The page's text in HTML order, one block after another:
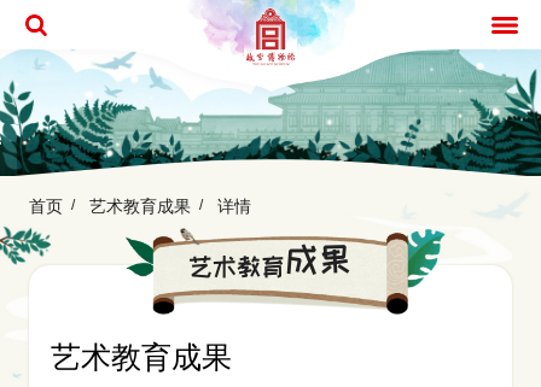
首页 艺术教育成果 详情
艺术教育 成果
艺术教育成果